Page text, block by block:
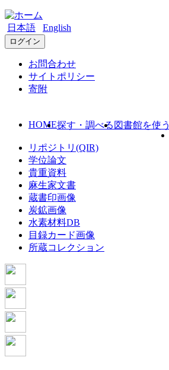
日本語 English
ログイン
お問合わせ
サイトポリシー
寄附
HOME探す・調べる 図書館を使う
リポジトリ(QIR)
学位論文
貴重資料
麻生家文書
蔵書印画像
炭鉱画像
水素材料DB
目録カード画像
所蔵コレクション